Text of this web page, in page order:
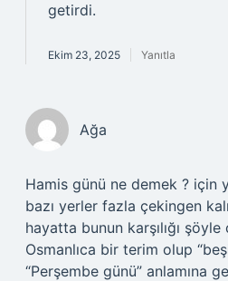
getirdi.
Ekim 23, 2025 Yanıtla
Ağa
Hamis günü ne demek ? için
bazı yerler fazla çekingen
hayatta bunun karşılığı şöyle
Osmanlıca bir terim olup
“Perşembe günü” anlamına